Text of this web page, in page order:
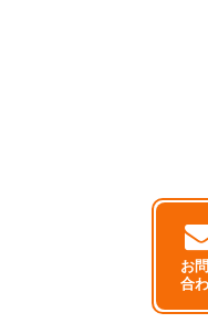
お
合